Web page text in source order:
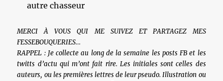
autre chasseur
MERCI À VOUS QUI ME SUIVEZ ET PARTAGEZ MES
FESSEBOUQUERIES…
RAPPEL : Je collecte au long de la semaine les posts FB et les
twitts d’actu qui m’ont fait rire. Les initiales sont celles des
auteurs, ou les premières lettres de leur pseudo. Illustration ou